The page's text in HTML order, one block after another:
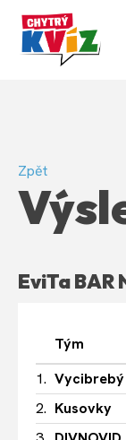
Zpět
EviTa
Tým
1.
2. Kusovky